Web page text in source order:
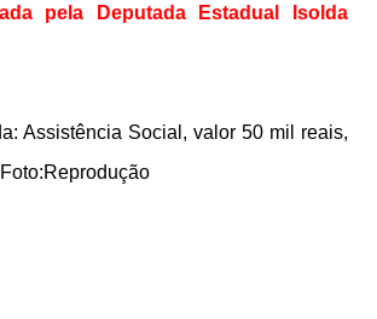
pela Deputada Estadual Isolda
Assistência Social, valor 50 mil reais,